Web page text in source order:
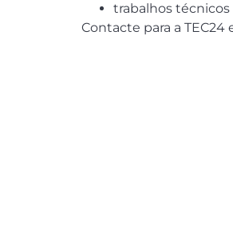
trabalhos técnicos
Contacte para a TEC24